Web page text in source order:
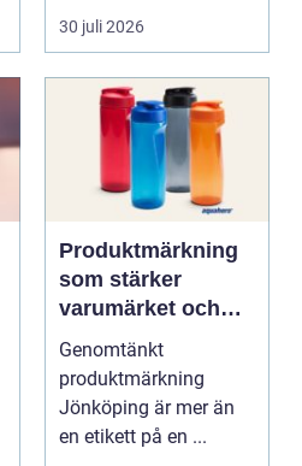
30 juli 2026
Produktmärkning
som stärker
varumärket och
förenklar vardagen
Genomtänkt
produktmärkning
Jönköping är mer än
en etikett på en ...